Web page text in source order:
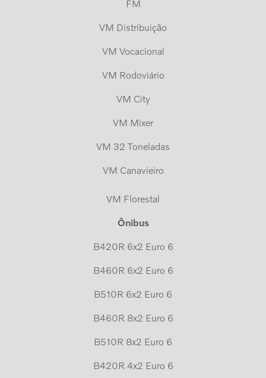
FM
VM Distribuição
VM Vocacional
VM Rodoviário
VM City
VM Mixer
VM 32 Toneladas
VM Canavieiro
VM Florestal
Ônibus
B420R 6x2 Euro 6
B460R 6x2 Euro 6
B510R 6x2 Euro 6
B460R 8x2 Euro 6
B510R 8x2 Euro 6
B420R 4x2 Euro 6